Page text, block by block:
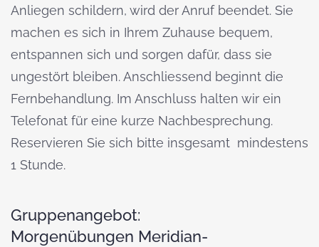
Anliegen schildern, wird der Anruf beendet. Sie
machen es sich in Ihrem Zuhause bequem,
entspannen sich und sorgen dafür, dass sie
ungestört bleiben. Anschliessend beginnt die
Fernbehandlung. Im Anschluss halten wir ein
Telefonat für eine kurze Nachbesprechung.
Reservieren Sie sich bitte insgesamt mindestens
1 Stunde.
Gruppenangebot:
Morgenübungen Meridian-